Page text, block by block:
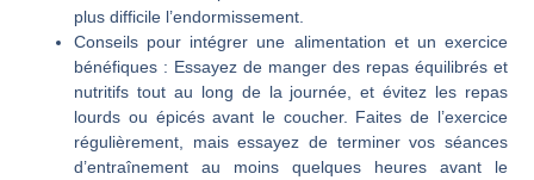
plus difficile l’endormissement.
Conseils pour intégrer une alimentation et un exercice
bénéfiques : Essayez de manger des repas équilibrés et
nutritifs tout au long de la journée, et évitez les repas
lourds ou épicés avant le coucher. Faites de l’exercice
régulièrement, mais essayez de terminer vos séances
d’entraînement au moins quelques heures avant le